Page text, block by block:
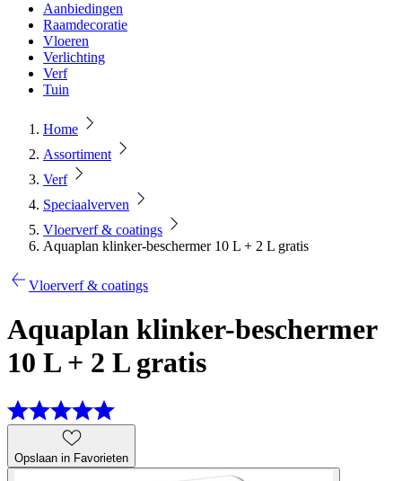
Aanbiedingen
Raamdecoratie
Vloeren
Verlichting
Verf
Tuin
Home
Assortiment
Verf
Speciaalverven
Vloerverf & coatings
Aquaplan klinker-beschermer 10 L + 2 L gratis
Vloerverf & coatings
Aquaplan klinker-beschermer
10 L + 2 L gratis
Opslaan in Favorieten